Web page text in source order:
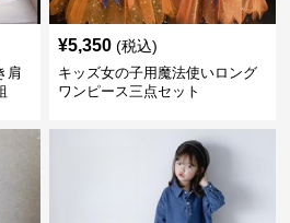
肩
¥5,350 (税込)
キッズ女の子用魔法使いロング
ワンピース三点セット